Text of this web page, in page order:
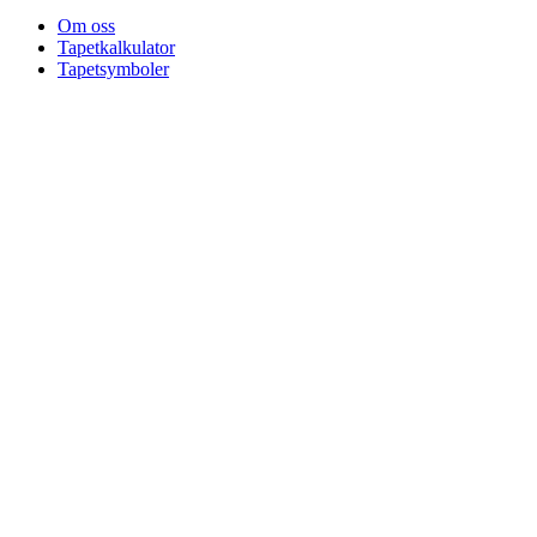
Om oss
Tapetkalkulator
Tapetsymboler